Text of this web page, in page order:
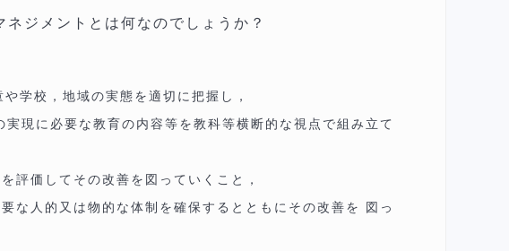
ジメントとは何なのでしょうか？
学校，地域の実態を適切に把握し，
現に必要な教育の内容等を教科等横断的な視点で組み立て
価してその改善を図っていくこと，
人的又は物的な体制を確保するとともにその改善を 図っ